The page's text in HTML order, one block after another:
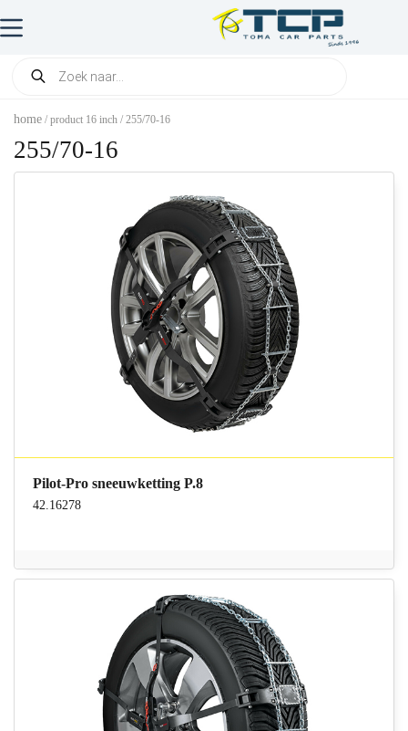
home / product 16 inch / 255/70-16
255/70-16
Pilot-Pro sneeuwketting P.8
42.16278